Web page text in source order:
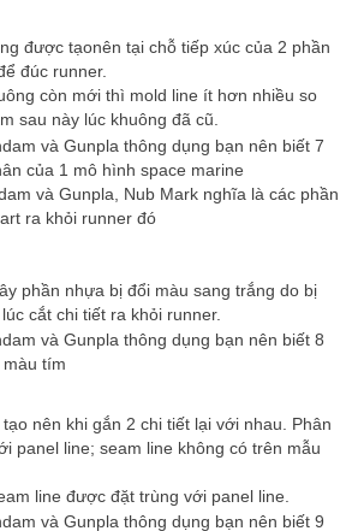
được tạonên tại chỗ tiếp xúc của 2 phần
đúc runner.
còn mới thì mold line ít hơn nhiều so
sau này lúc khuông đã cũ.
của 1 mô hình space marine
và Gunpla, Nub Mark nghĩa là các phần
ra khỏi runner đó
phần nhựa bị đổi màu sang trắng do bị
cắt chi tiết ra khỏi runner.
tím
nên khi gắn 2 chi tiết lại với nhau. Phân
panel line; seam line không có trên mẫu
line được đặt trùng với panel line.